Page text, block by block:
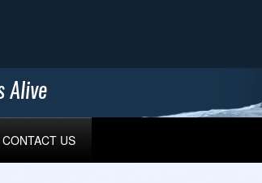
CONTACT US